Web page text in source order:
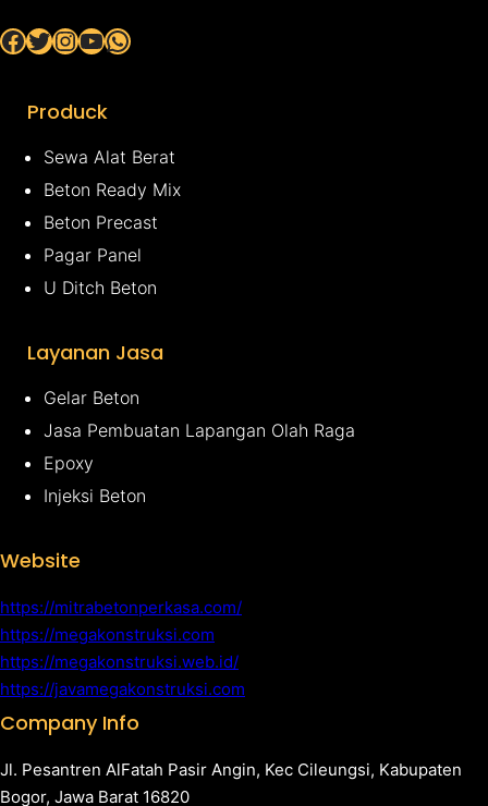
Facebook Twitter InstagramYouTube WhatsApp
Produck
Sewa Alat Berat
Beton Ready Mix
Beton Precast
Pagar Panel
U Ditch Beton
Layanan Jasa
Gelar Beton
Jasa Pembuatan Lapangan Olah Raga
Epoxy
Injeksi Beton
Website
https://mitrabetonperkasa.com/
https://megakonstruksi.com
https://megakonstruksi.web.id/
https://javamegakonstruksi.com
Company Info
Jl. Pesantren AlFatah Pasir Angin, Kec Cileungsi, Kabupaten
Bogor, Jawa Barat 16820